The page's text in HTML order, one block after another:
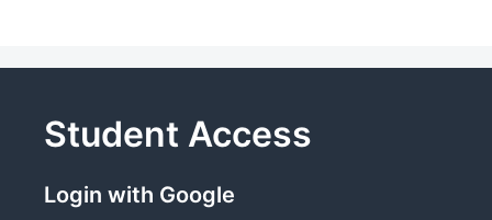
Student Access
Login with Google